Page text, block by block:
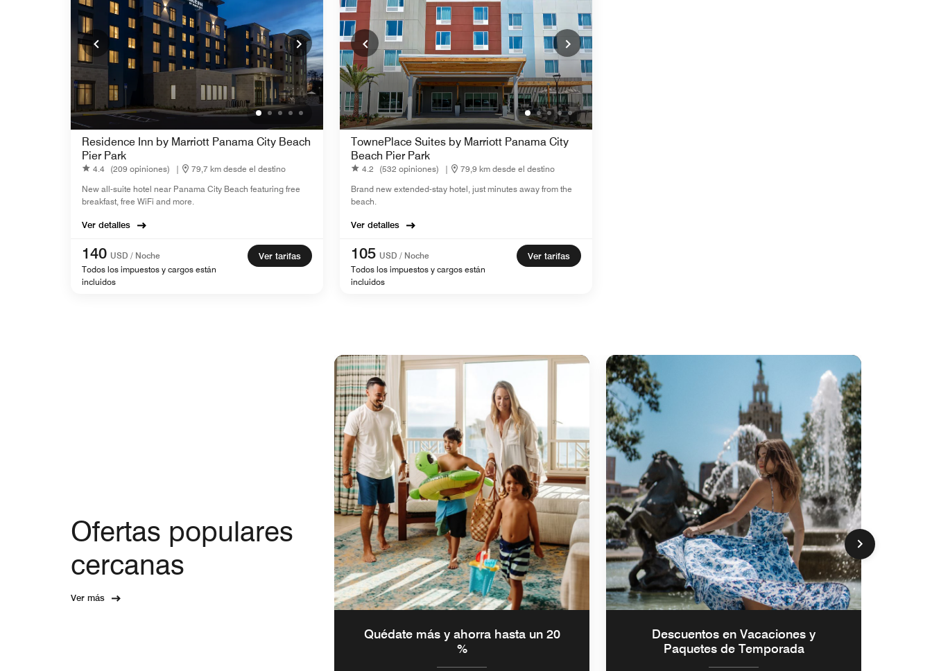
Residence Inn by Marriott Panama City Beach
Pier Park
4.4 (209 opiniones) |
79,7 km desde el destino
New all-suite hotel near Panama City Beach featuring free
breakfast, free WiFi and more.
Ver detalles
140 USD / Noche
Todos los impuestos y cargos están
incluidos
Ver tarifas
TownePlace Suites by Marriott Panama City
Beach Pier Park
4.2 (532 opiniones) |
79,9 km desde el destino
Brand new extended-stay hotel, just minutes away from the
beach.
Ver detalles
105 USD / Noche
Todos los impuestos y cargos están
incluidos
Ver tarifas
Ofertas populares
cercanas
Ver más
Quédate más y ahorra hasta un 20
%
Descuentos en Vacaciones y
Paquetes de Temporada